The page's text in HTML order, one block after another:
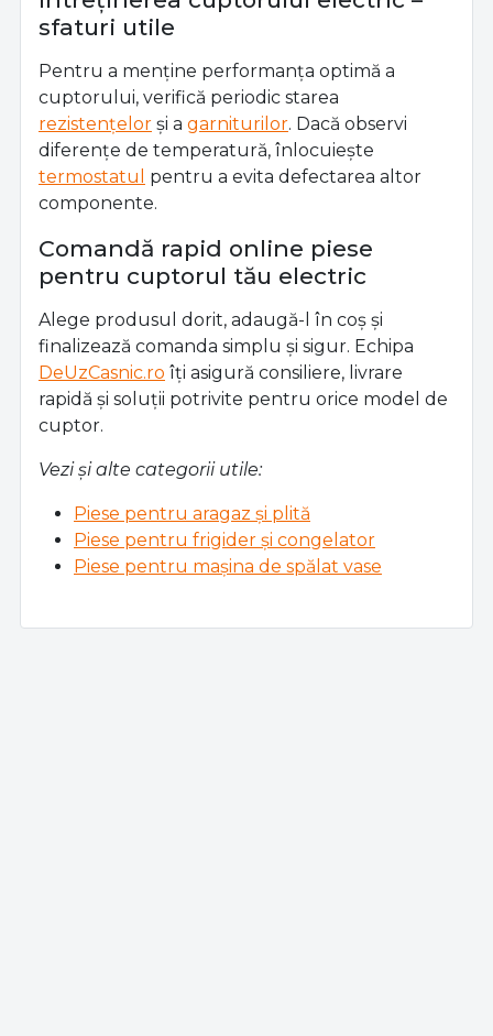
sfaturi utile
Pentru a menține performanța optimă a
cuptorului, verifică periodic starea
rezistențelor și a garniturilor. Dacă observi
diferențe de temperatură, înlocuiește
termostatul
pentru a evita defectarea altor
componente.
Comandă rapid online piese
pentru cuptorul tău electric
Alege produsul dorit, adaugă-l în coș și
finalizează comanda simplu și sigur. Echipa
DeUzCasnic.ro îți asigură consiliere, livrare
rapidă și soluții potrivite pentru orice model de
cuptor.
Vezi și alte categorii utile:
Piese pentru aragaz și plită
Piese pentru frigider și congelator
Piese pentru mașina de spălat vase